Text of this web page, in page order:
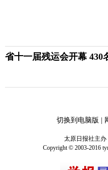
省十一届残运会开幕 430
切换到电脑版 |
太原日报社主
Copyright © 2003-2016